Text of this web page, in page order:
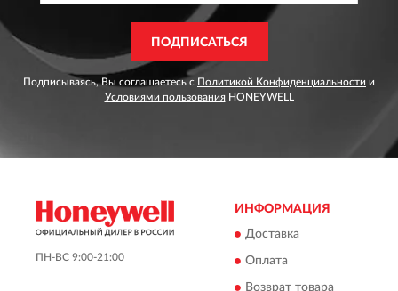
ПОДПИСАТЬСЯ
Подписываясь, Вы соглашаетесь с Политикой Конфиденциальности и
Условиями пользованияHONEYWELL
ПН-ВС 9:00-21:00
ИНФОРМАЦИЯ
Доставка
Оплата
Возврат товара